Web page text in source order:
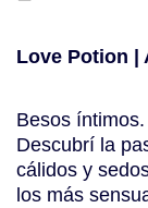
Love Potion |
Besos
Descubrí la
cálidos y
los más